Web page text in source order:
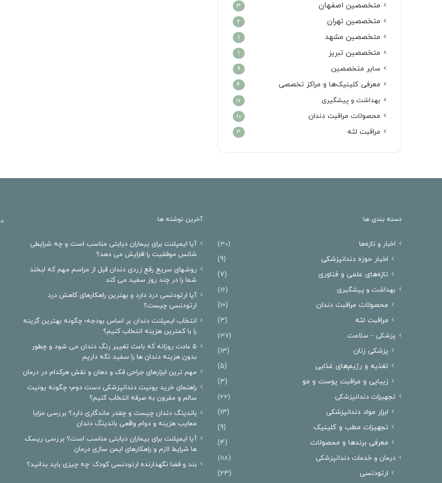
متخصصین اصفهان 3
متخصصین تهران 2
متخصصین مشهد 1
متخصصین تبریز 1
سایر متخصصین 9
معرفی کلینیک‌ها و مراکز تخصصی 4
بهداشت و پیشگیری 16
محصولات مراقبت دندان 10
مراقبت لثه 3
دسته بندی ها
اخبار و تازه‌ها (30)
اخبار حوزه دندانپزشکی
(9)
تازه‌های علمی و فناوری
(7)
بهداشت و پیشگیری (16)
محصولات مراقبت دندان
(10)
مراقبت لثه
(3)
پزشکی – سلامت (37)
پزشکی زنان
(13)
تغذیه و رژیم‌های غذایی
(5)
زیبایی و مراقبت پوست و مو
(3)
تجهیزات دندانپزشکی (22)
ابزار مواد دندانپزشکی
(13)
تجهیزات مطب و کلینیک
(9)
معرفی برندها و محصولات
(4)
درمان‌ و خدمات دندانپزشکی (118)
ارتودنسی
(23)
آخرین نوشته ها
آیا ایمپلنت برای بیماران دیابتی مناسب است و چه شرایطی
شانس موفقیت را افزایش می دهد؟
روشهای سریع رفع زردی دندان قبل از مراسم مهم که لبخند
شما را در چند روز سفید می کند
آیا ارتودنسی درد دارد و بهترین راهکارهای کاهش درد
ارتودنسی چیست؟
انتخاب ایمپلنت دندان بر اساس بودجه؛ چگونه بهترین گزینه
را با کمترین هزینه انتخاب کنیم؟
۵ عادت روزانه که باعث تغییر رنگ دندان می شود و چطور
بدون هزینه دندان ها را سفید نگه داریم
مهم ترین ابزارهای جراحی فک و دهان و نقش هرکدام در درمان
راهنمای خرید یونیت دندانپزشکی دست دوم؛ چگونه یونیت
سالم و مقرون به صرفه انتخاب کنیم؟
باندینگ دندان چیست و چقدر ماندگاری دارد؟ بررسی مزایا
معایب هزینه و دوام واقعی باندینگ دندان
آیا ایمپلنت برای بیماران دیابتی مناسب است؟ بررسی ریسک
ها شرایط لازم و راهکارهای ایمن سازی درمان
بند و فضا نگهدارنده ارتودنسی کودک: چه چیزی باید بدانید؟